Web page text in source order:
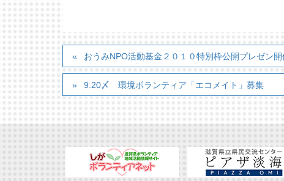
おうみNPO活動基金２０１０特別枠公開プレゼン開
9.20〆 環境ボランティア「エコメイト」募集